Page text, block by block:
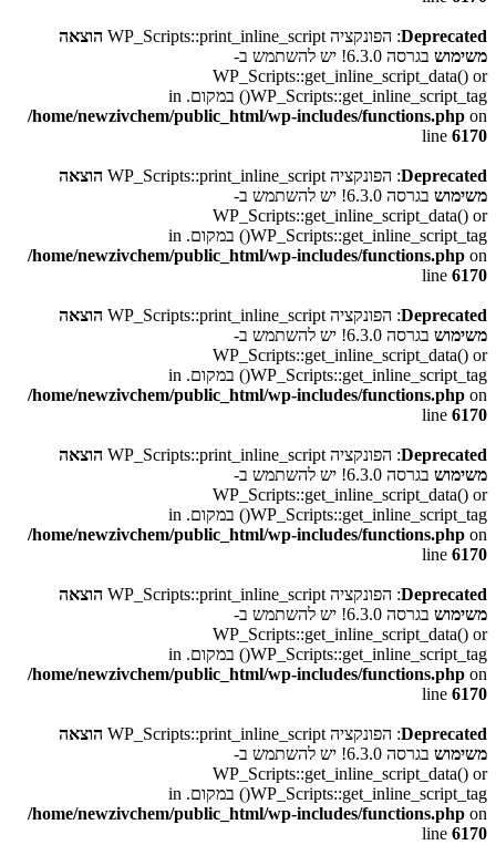
Deprecated: הפונקציה WP_Scripts::print_inline_script
הוצאה
משימוש
בגרסה 6.3.0! יש להשתמש ב-
WP_Scripts::get_inline_script_data() or
WP_Scripts::get_inline_script_tag() במקום. in
/home/newzivchem/public_html/wp-includes/functions.php on
line 6170
Deprecated: הפונקציה WP_Scripts::print_inline_script
הוצאה
משימוש
בגרסה 6.3.0! יש להשתמש ב-
WP_Scripts::get_inline_script_data() or
WP_Scripts::get_inline_script_tag() במקום. in
/home/newzivchem/public_html/wp-includes/functions.php on
line 6170
Deprecated: הפונקציה WP_Scripts::print_inline_script
הוצאה
משימוש
בגרסה 6.3.0! יש להשתמש ב-
WP_Scripts::get_inline_script_data() or
WP_Scripts::get_inline_script_tag() במקום. in
/home/newzivchem/public_html/wp-includes/functions.php on
line 6170
Deprecated: הפונקציה WP_Scripts::print_inline_script
הוצאה
משימוש
בגרסה 6.3.0! יש להשתמש ב-
WP_Scripts::get_inline_script_data() or
WP_Scripts::get_inline_script_tag() במקום. in
/home/newzivchem/public_html/wp-includes/functions.php on
line 6170
Deprecated: הפונקציה WP_Scripts::print_inline_script
הוצאה
משימוש
בגרסה 6.3.0! יש להשתמש ב-
WP_Scripts::get_inline_script_data() or
WP_Scripts::get_inline_script_tag() במקום. in
/home/newzivchem/public_html/wp-includes/functions.php on
line 6170
Deprecated: הפונקציה WP_Scripts::print_inline_script
הוצאה
משימוש
בגרסה 6.3.0! יש להשתמש ב-
WP_Scripts::get_inline_script_data() or
WP_Scripts::get_inline_script_tag() במקום. in
/home/newzivchem/public_html/wp-includes/functions.php on
line 6170